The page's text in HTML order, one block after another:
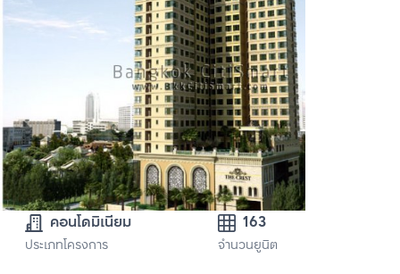
คอนโดมิเนียม
ประเภทโครงการ
163
จำนวนยูนิต